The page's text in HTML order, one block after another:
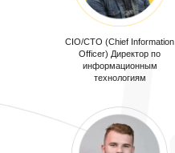
CIO/CTO (Chief Information
Officer) Директор по
информационным
технологиям